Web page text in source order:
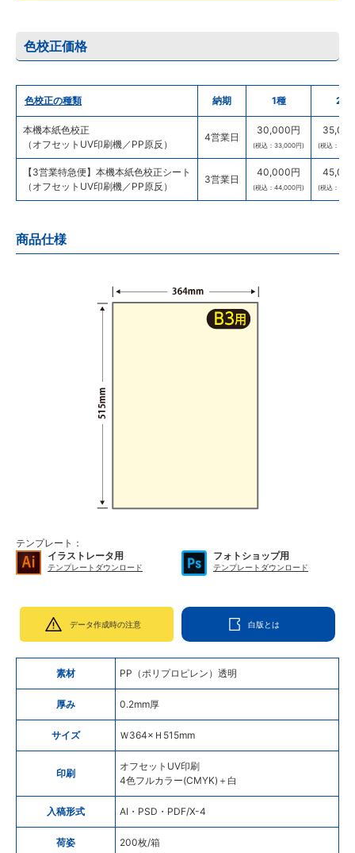
色校正価格
色校正の種類 納期 1種 2種
本機本紙色校正
（オフセットUV印刷機／PP原反）
4営業日
30,000円
(税込：33,000円) (税込：
【3営業特急便】本機本紙色校正シート
（オフセットUV印刷機／PP原反）
3営業日
40,000円
(税込：44,000円) (税込：
商品仕様
テンプレート：
イラストレータ用
テンプレートダウンロード
フォトショップ用
テンプレートダウンロード
データ作成時の注意 白版とは
素材 PP（ポリプロピレン）透明
厚み 0.2mm厚
サイズ Ｗ364×Ｈ515mm
印刷
オフセットUV印刷
4色フルカラー(CMYK)＋白
入稿形式 AI・PSD・PDF/X-4
荷姿 200枚/箱